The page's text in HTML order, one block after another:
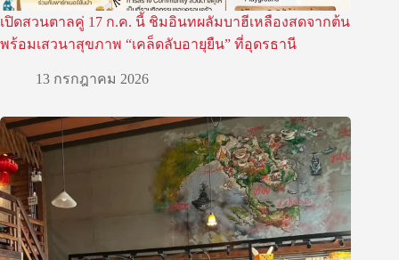
เปิดสวนตาลคู่ 17 ก.ค. นี้ ชิมอินทผลัมบาฮีเหลืองสดจากต้น
พร้อมเสวนาสุขภาพ “เคล็ดลับอายุยืน” ที่อุดรธานี
13 กรกฎาคม 2026